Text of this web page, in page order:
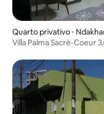
Quarto privativo ⋅
Villa Palma Sacré-